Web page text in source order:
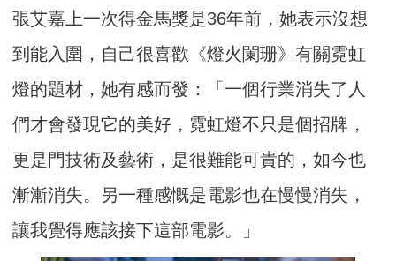
張艾嘉上一次得金馬獎是36年前，她表示沒想
到能入圍，自己很喜歡《燈火闌珊》有關霓虹
燈的題材，她有感而發：「一個行業消失了人
們才會發現它的美好，霓虹燈不只是個招牌，
更是門技術及藝術，是很難能可貴的，如今也
漸漸消失。另一種感慨是電影也在慢慢消失，
讓我覺得應該接下這部電影。」